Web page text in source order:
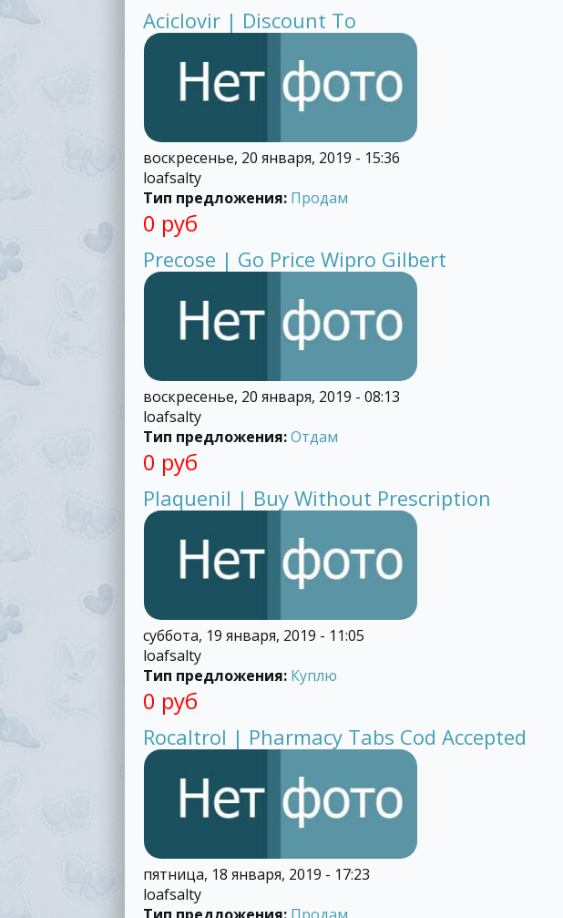
Aciclovir | Discount To
воскресенье, 20 января, 2019 - 15:36
loafsalty
Тип предложения: Продам
0 руб
Precose | Go Price Wipro Gilbert
воскресенье, 20 января, 2019 - 08:13
loafsalty
Тип предложения:Отдам
0 руб
Plaquenil | Buy Without Prescription
суббота, 19 января, 2019 - 11:05
loafsalty
Тип предложения: Куплю
0 руб
Rocaltrol | Pharmacy Tabs Cod Accepted
пятница, 18 января, 2019 - 17:23
loafsalty